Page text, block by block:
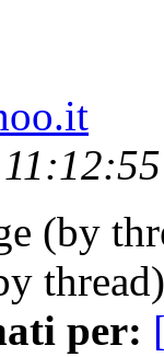
(by
per: